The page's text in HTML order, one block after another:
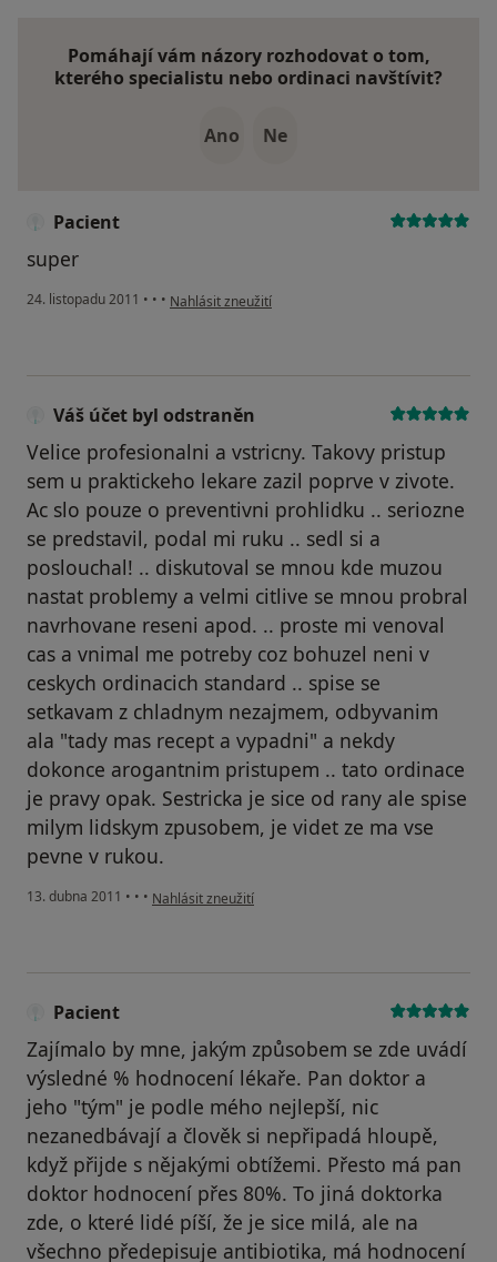
Pomáhají vám názory rozhodovat o tom,
kterého specialistu nebo ordinaci navštívit?
Ano Ne
Pacient
super
24. listopadu 2011 • • • podle názoru uživatele Pacient
Nahlásit zneužití
Váš účet byl odstraněn
Velice profesionalni a vstricny. Takovy pristup
sem u praktickeho lekare zazil poprve v zivote.
Ac slo pouze o preventivni prohlidku .. seriozne
se predstavil, podal mi ruku .. sedl si a
poslouchal! .. diskutoval se mnou kde muzou
nastat problemy a velmi citlive se mnou probral
navrhovane reseni apod. .. proste mi venoval
cas a vnimal me potreby coz bohuzel neni v
ceskych ordinacich standard .. spise se
setkavam z chladnym nezajmem, odbyvanim
ala "tady mas recept a vypadni" a nekdy
dokonce arogantnim pristupem .. tato ordinace
je pravy opak. Sestricka je sice od rany ale spise
milym lidskym zpusobem, je videt ze ma vse
pevne v rukou.
13. dubna 2011 • • • podle názoru uživatele Váš účet byl odstraněn
Nahlásit zneužití
Pacient
Zajímalo by mne, jakým způsobem se zde uvádí
výsledné % hodnocení lékaře. Pan doktor a
jeho "tým" je podle mého nejlepší, nic
nezanedbávají a člověk si nepřipadá hloupě,
když přijde s nějakými obtížemi. Přesto má pan
doktor hodnocení přes 80%. To jiná doktorka
zde, o které lidé píší, že je sice milá, ale na
všechno předepisuje antibiotika, má hodnocení